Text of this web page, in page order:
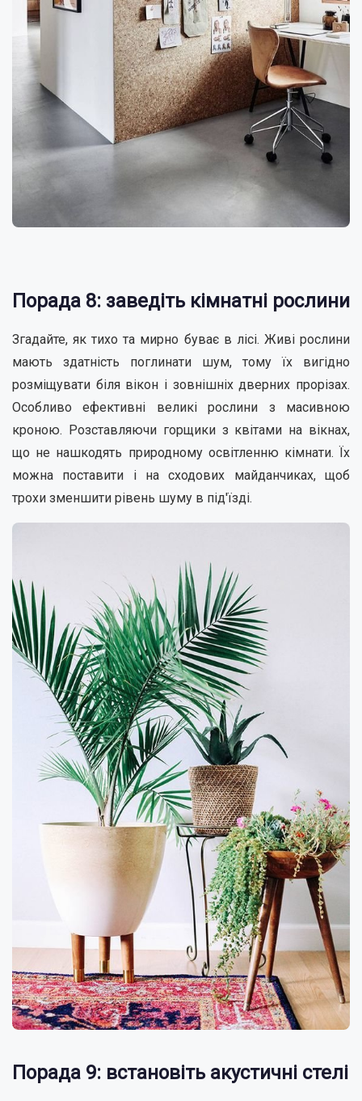
Порада 8: заведіть кімнатні рослини
Згадайте, як тихо та мирно буває в лісі. Живі рослини
мають здатність поглинати шум, тому їх вигідно
розміщувати біля вікон і зовнішніх дверних прорізах.
Особливо ефективні великі рослини з масивною
кроною. Розставляючи горщики з квітами на вікнах,
що не нашкодять природному освітленню кімнати. Їх
можна поставити і на сходових майданчиках, щоб
трохи зменшити рівень шуму в під'їзді.
Порада 9: встановіть акустичні стелі